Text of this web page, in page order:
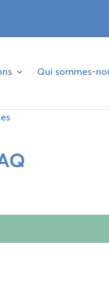
Qui sommes-